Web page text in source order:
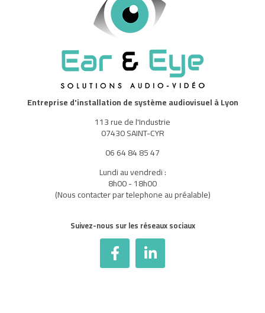
Entreprise d'installation de système audiovisuel à Lyon
113 rue de l'Industrie
07430 SAINT-CYR
06 64 84 85 47
Lundi au vendredi :
8h00 - 18h00
(Nous contacter par telephone au préalable)
Suivez-nous sur les réseaux sociaux